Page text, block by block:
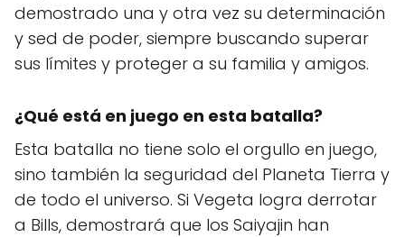
demostrado una y otra vez su determinación
y sed de poder, siempre buscando superar
sus límites y proteger a su familia y amigos.
¿Qué está en juego en esta batalla?
Esta batalla no tiene solo el orgullo en juego,
sino también la seguridad del Planeta Tierra y
de todo el universo. Si Vegeta logra derrotar
a Bills, demostrará que los Saiyajin han